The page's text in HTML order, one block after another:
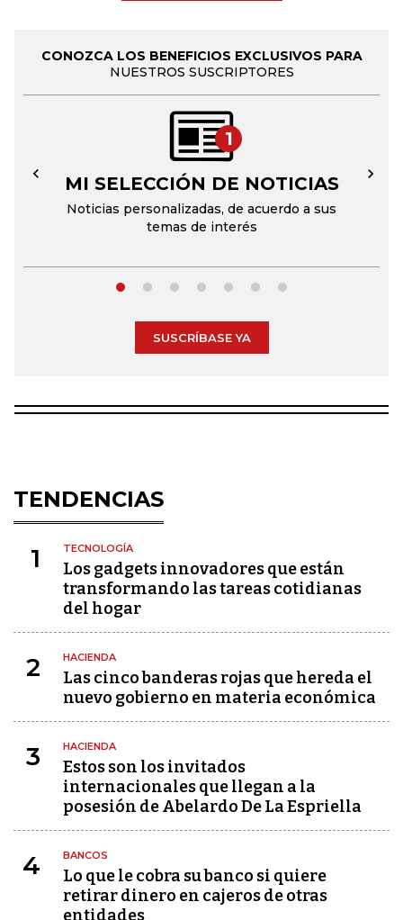
CONOZCA LOS BENEFICIOS EXCLUSIVOS PARA
NUESTROS SUSCRIPTORES
1
MI SELECCIÓN DE NOTICIAS
Noticias personalizadas, de acuerdo a sus
temas de interés
← →
SUSCRÍBASE YA
TENDENCIAS
1 TECNOLOGÍA
Los gadgets innovadores que están
transformando las tareas cotidianas
del hogar
2 HACIENDA
Las cinco banderas rojas que hereda el
nuevo gobierno en materia económica
3 HACIENDA
Estos son los invitados
internacionales que llegan a la
posesión de Abelardo De La Espriella
4 BANCOS
Lo que le cobra su banco si quiere
retirar dinero en cajeros de otras
entidades